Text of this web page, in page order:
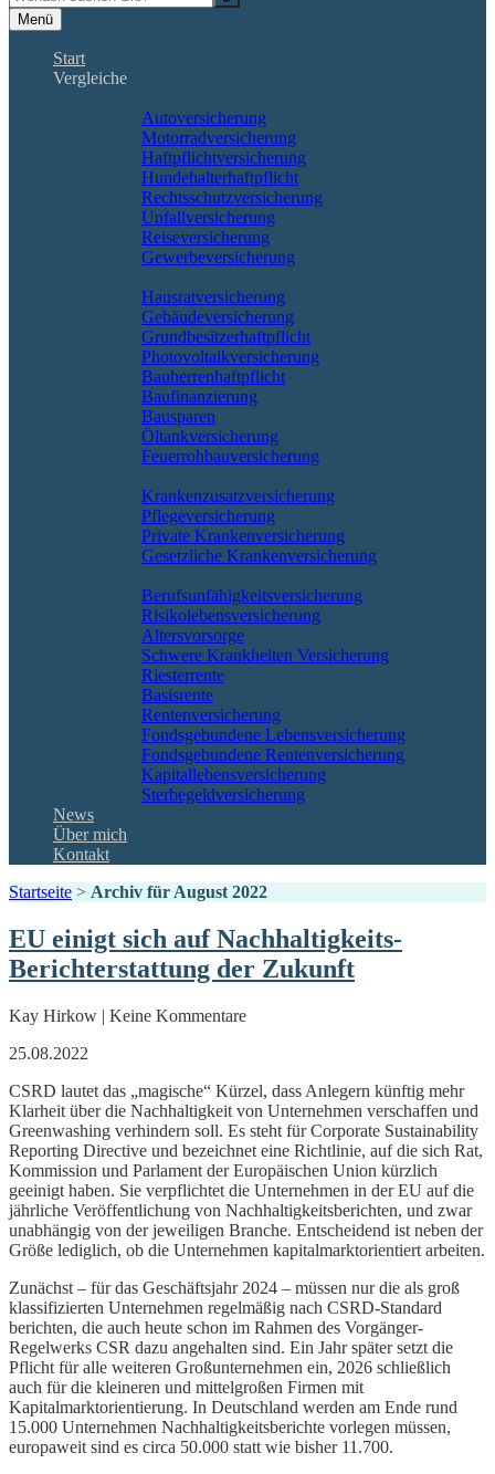
Menü
Start
Vergleiche
Autoversicherung
Motorradversicherung
Haftpflichtversicherung
Hundehalterhaftpflicht
Rechtsschutzversicherung
Unfallversicherung
Reiseversicherung
Gewerbeversicherung
Hausratversicherung
Gebäudeversicherung
Grundbesitzerhaftpflicht
Photovoltaikversicherung
Bauherrenhaftpflicht
Baufinanzierung
Bausparen
Öltankversicherung
Feuerrohbauversicherung
Krankenzusatzversicherung
Pflegeversicherung
Private Krankenversicherung
Gesetzliche Krankenversicherung
Berufs­unfähigkeitsversicherung
Risikolebensversicherung
Altersvorsorge
Schwere Krankheiten Versicherung
Riesterrente
Basisrente
Rentenversicherung
Fondsgebundene Lebensversicherung
Fondsgebundene Rentenversicherung
Kapitallebensversicherung
Sterbegeldversicherung
News
Über mich
Kontakt
Startseite > Archiv für August 2022
EU einigt sich auf Nachhaltigkeits-
Berichterstattung der Zukunft
Kay Hirkow | Keine Kommentare
25.08.2022
CSRD lautet das „magische“ Kürzel, dass Anlegern künftig mehr
Klarheit über die Nachhaltigkeit von Unternehmen verschaffen und
Greenwashing verhindern soll. Es steht für Corporate Sustainability
Reporting Directive und bezeichnet eine Richtlinie, auf die sich Rat,
Kommission und Parlament der Europäischen Union kürzlich
geeinigt haben. Sie verpflichtet die Unternehmen in der EU auf die
jährliche Veröffentlichung von Nachhaltigkeitsberichten, und zwar
unabhängig von der jeweiligen Branche. Entscheidend ist neben der
Größe lediglich, ob die Unternehmen kapitalmarktorientiert arbeiten.
Zunächst – für das Geschäftsjahr 2024 – müssen nur die als groß
klassifizierten Unternehmen regelmäßig nach CSRD-Standard
berichten, die auch heute schon im Rahmen des Vorgänger-
Regelwerks CSR dazu angehalten sind. Ein Jahr später setzt die
Pflicht für alle weiteren Großunternehmen ein, 2026 schließlich
auch für die kleineren und mittelgroßen Firmen mit
Kapitalmarktorientierung. In Deutschland werden am Ende rund
15.000 Unternehmen Nachhaltigkeitsberichte vorlegen müssen,
europaweit sind es circa 50.000 statt wie bisher 11.700.